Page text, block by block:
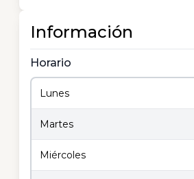
Información
Horario
Lunes
Martes
Miércoles